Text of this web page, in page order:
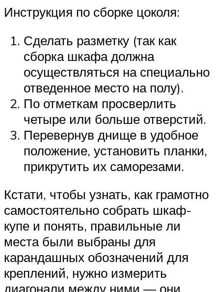
Инструкция по сборке цоколя:
Сделать разметку (так как
сборка шкафа должна
осуществляться на специально
отведенное место на полу).
По отметкам просверлить
четыре или больше отверстий.
Перевернув днище в удобное
положение, установить планки,
прикрутить их саморезами.
Кстати, чтобы узнать, как грамотно
самостоятельно собрать шкаф-
купе и понять, правильные ли
места были выбраны для
карандашных обозначений для
креплений, нужно измерить
диагонали между ними — они